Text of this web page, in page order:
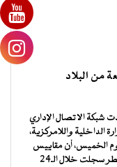
من البلاد
شبكة الاتصال الإداري
الداخلية واللامركزية،
الخميس، أن مقاييس
المطر سجلت خلال الـ24